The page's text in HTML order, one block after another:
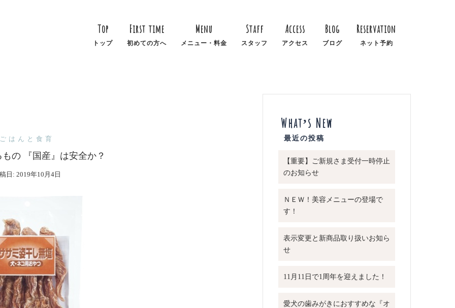
Top
トップ
First time
初めての方へ
Menu
メニュー・料金
Staff
スタッフ
Access
アクセス
Blog
ブログ
Reservation
ネット予約
はんと食育
の 『国産』は安全か？
日: 2019年10月4日
What’s New
【重要】ご新規さま受付一時停止
のお知らせ
ＮＥＷ！美容メニューの登場で
す！
表示変更と新商品取り扱いお知ら
せ
11月11日で1周年を迎えました！
愛犬の歯みがきにおすすめな『オ